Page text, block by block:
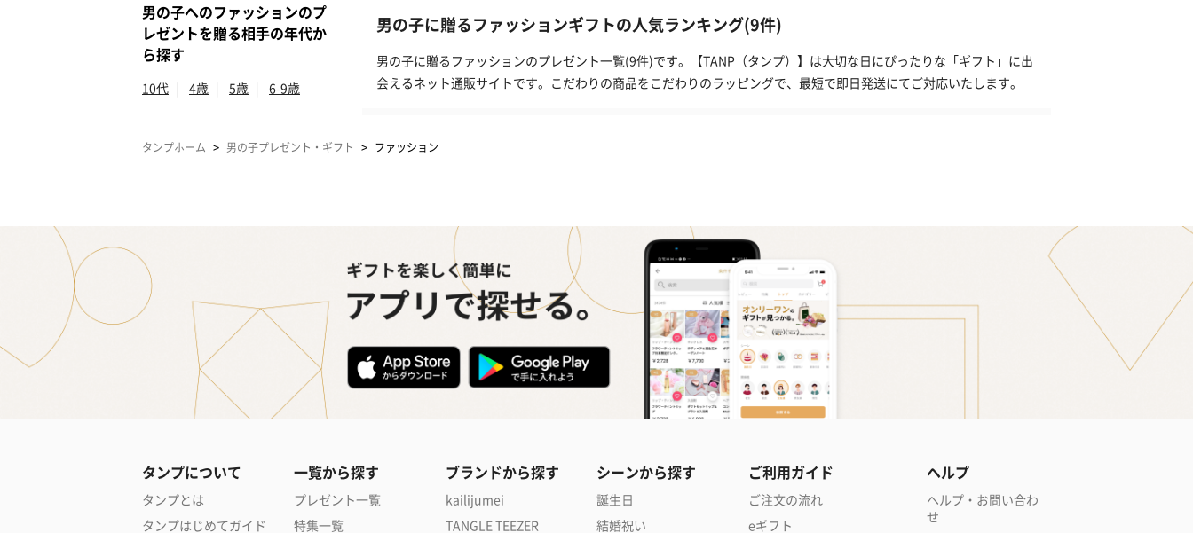
男の子へのファッションのプ
レゼントを贈る相手の年代か
ら探す
10代 4歳 5歳 6-9歳
男の子に贈るファッションギフトの人気ランキング(9件)
男の子に贈るファッションのプレゼント一覧(9件)です。【TANP（タンプ）】は大切な日にぴったりな「ギフト」に出
会えるネット通販サイトです。こだわりの商品をこだわりのラッピングで、最短で即日発送にてご対応いたします。
タンプホーム > 男の子プレゼント・ギフト > ファッション
タンプについて
タンプとは
タンプはじめてガイド
一覧から探す
プレゼント一覧
特集一覧
ブランドから探す
kailijumei
TANGLE TEEZER
シーンから探す
誕生日
結婚祝い
ご利用ガイド
ご注文の流れ
eギフト
ヘルプ
ヘルプ・お問い合わ
せ